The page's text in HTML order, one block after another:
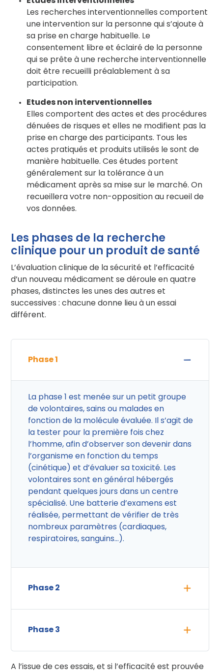
Les recherches interventionnelles comportent
une intervention sur la personne qui s’ajoute à
sa prise en charge habituelle. Le
consentement libre et éclairé de la personne
qui se prête à une recherche interventionnelle
doit être recueilli préalablement à sa
participation.
Etudes non interventionnelles
Elles comportent des actes et des procédures
dénuées de risques et elles ne modifient pas la
prise en charge des participants. Tous les
actes pratiqués et produits utilisés le sont de
manière habituelle. Ces études portent
généralement sur la tolérance à un
médicament après sa mise sur le marché. On
recueillera votre non-opposition au recueil de
vos données.
Les phases de la recherche
clinique pour un produit de santé
L’évaluation clinique de la sécurité et l’efficacité
d’un nouveau médicament se déroule en quatre
phases, distinctes les unes des autres et
successives : chacune donne lieu à un essai
différent.
Phase 1
La phase 1 est menée sur un petit groupe
de volontaires, sains ou malades en
fonction de la molécule évaluée. Il s’agit de
la tester pour la première fois chez
l’homme, afin d’observer son devenir dans
l’organisme en fonction du temps
(cinétique) et d’évaluer sa toxicité. Les
volontaires sont en général hébergés
pendant quelques jours dans un centre
spécialisé. Une batterie d’examens est
réalisée, permettant de vérifier de très
nombreux paramètres (cardiaques,
respiratoires, sanguins…).
Phase 2
Phase 3
A l’issue de ces essais, et si l’efficacité est prouvée